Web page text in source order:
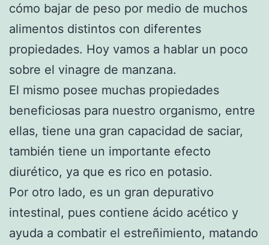
cómo bajar de peso por medio de muchos
alimentos distintos con diferentes
propiedades. Hoy vamos a hablar un poco
sobre el vinagre de manzana.
El mismo posee muchas propiedades
beneficiosas para nuestro organismo, entre
ellas, tiene una gran capacidad de saciar,
también tiene un importante efecto
diurético, ya que es rico en potasio.
Por otro lado, es un gran depurativo
intestinal, pues contiene ácido acético y
ayuda a combatir el estreñimiento, matando